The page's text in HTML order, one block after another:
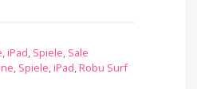
, iPad, Spiele, Sale
, Spiele, iPad, Robu Surf